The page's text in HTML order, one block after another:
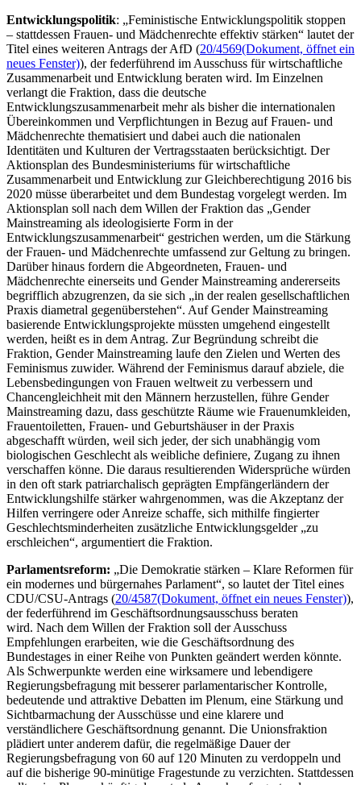
Entwicklungspolitik: „Feministische Entwicklungspolitik stoppen
– stattdessen Frauen- und Mädchenrechte effektiv stärken“ lautet der
Titel eines weiteren Antrags der AfD (20/4569(Dokument, öffnet ein
neues Fenster)), der federführend im Ausschuss für wirtschaftliche
Zusammenarbeit und Entwicklung beraten wird. Im Einzelnen
verlangt die Fraktion, dass die deutsche
Entwicklungszusammenarbeit mehr als bisher die internationalen
Übereinkommen und Verpflichtungen in Bezug auf Frauen- und
Mädchenrechte thematisiert und dabei auch die nationalen
Identitäten und Kulturen der Vertragsstaaten berücksichtigt. Der
Aktionsplan des Bundesministeriums für wirtschaftliche
Zusammenarbeit und Entwicklung zur Gleichberechtigung 2016 bis
2020 müsse überarbeitet und dem Bundestag vorgelegt werden. Im
Aktionsplan soll nach dem Willen der Fraktion das „Gender
Mainstreaming als ideologisierte Form in der
Entwicklungszusammenarbeit“ gestrichen werden, um die Stärkung
der Frauen- und Mädchenrechte umfassend zur Geltung zu bringen.
Darüber hinaus fordern die Abgeordneten, Frauen- und
Mädchenrechte einerseits und Gender Mainstreaming andererseits
begrifflich abzugrenzen, da sie sich „in der realen gesellschaftlichen
Praxis diametral gegenüberstehen“. AufGender Mainstreaming
basierende Entwicklungsprojekte müssten umgehend eingestellt
werden, heißt es in dem Antrag. Zur Begründung schreibt die
Fraktion, Gender Mainstreaming laufe den Zielen und Werten des
Feminismus zuwider. Während der Feminismus darauf abziele, die
Lebensbedingungen von Frauen weltweit zu verbessern und
Chancengleichheit mit den Männern herzustellen, führe Gender
Mainstreaming dazu, dass geschützte Räume wie Frauenumkleiden,
Frauentoiletten, Frauen- und Geburtshäuser in der Praxis
abgeschafft würden, weil sich jeder, der sich unabhängig vom
biologischen Geschlecht als weibliche definiere, Zugang zu ihnen
verschaffen könne. Die daraus resultierenden Widersprüche würden
in den oft stark patriarchalisch geprägten Empfängerländern der
Entwicklungshilfe stärker wahrgenommen, was die Akzeptanz der
Hilfen verringere oder Anreize schaffe, sich mithilfe fingierter
Geschlechtsminderheiten zusätzliche Entwicklungsgelder „zu
erschleichen“, argumentiert die Fraktion.
Parlamentsreform: „Die Demokratie stärken – Klare Reformen für
ein modernes und bürgernahes Parlament“, so lautet der Titel eines
CDU/CSU-Antrags (20/4587(Dokument, öffnet ein neues Fenster)),
der federführend im Geschäftsordnungsausschuss beraten
wird. Nach dem Willen der Fraktion soll der Ausschuss
Empfehlungen erarbeiten, wie die Geschäftsordnung des
Bundestages in einer Reihe von Punkten geändert werden könnte.
Als Schwerpunkte werden eine wirksamere und lebendigere
Regierungsbefragung mit besserer parlamentarischer Kontrolle,
bedeutende und attraktive Debatten im Plenum, eine Stärkung und
Sichtbarmachung der Ausschüsse und eine klarere und
verständlichere Geschäftsordnung genannt. Die Unionsfraktion
plädiert unter anderem dafür, die regelmäßige Dauer der
Regierungsbefragung von 60 auf 120 Minuten zu verdoppeln und
auf die bisherige 90-minütige Fragestunde zu verzichten. Stattdessen